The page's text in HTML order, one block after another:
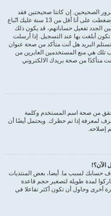
الصحيحين. إن كانتا صحيحتين فقد
حدث أحد أمرين. إذا كان دعم COPPA فعال وضغطت على أنا أقل من 13 سنة عليك اتّباع
الجدد تفعيل حساباتهم، قد يكون ذلك
أبلغت بها عند التسجيل. إذا أرسلت
تستلم البريد هل أنت متأكد من صحة عنوان
هي منع المستخدمين العابرين من
متأكدًا من صحة بريدك الالكتروني
من صحة اسم المستخدم وكلمة
لمعرفة إذا تم حظرك. ويحتمل أيضًا أن
إصلاحه.
الآن؟!
حسابك لسبب ما. أيضا، بعض المنتديات
لمدة طويلة لتصغير حجم قاعدة
أخرى وحاول أن تكون أكثر تفاعلا في